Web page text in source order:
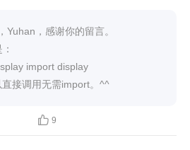
Yuhan，感谢你的留言。
import display
接调用无需import。^^
 9